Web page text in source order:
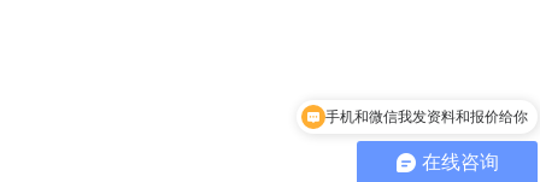
在线咨询
手机和微信我发资料和报价给你